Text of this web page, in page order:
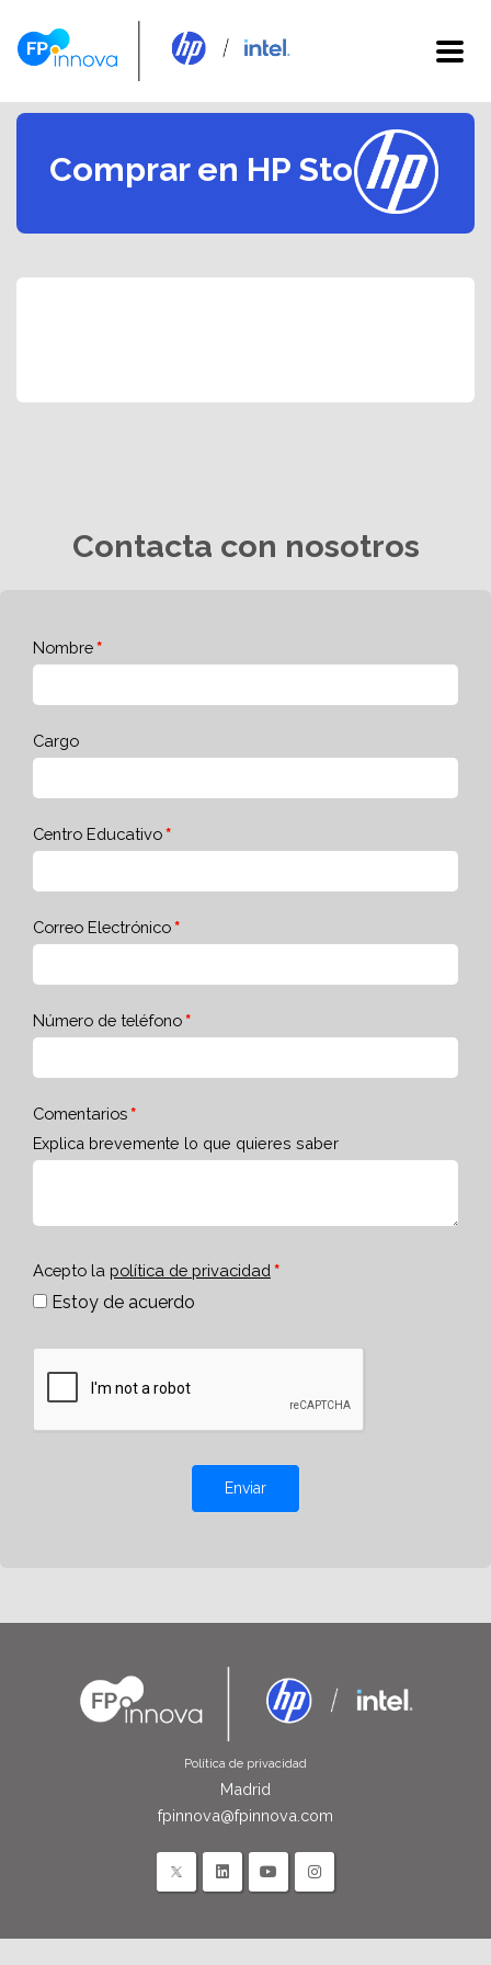
Comprar en HP Store
Contacta con nosotros
Nombre
Cargo
Centro Educativo
Correo Electrónico
Número de teléfono
Comentarios
Explica brevemente lo que quieres saber
Acepto la política de privacidad
Estoy de acuerdo
Enviar
Política de privacidad
Madrid
fpinnova@fpinnova.com